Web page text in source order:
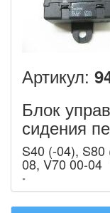
Артикул:
Блок
сидения
S40 (-04),
08, V70 00-04